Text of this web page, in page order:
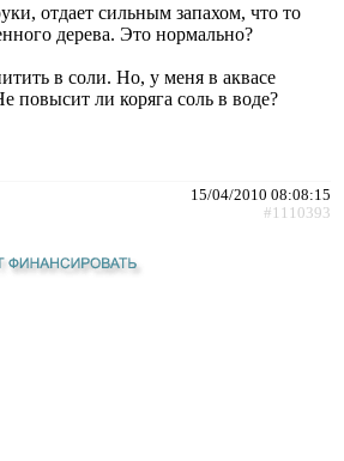
отдает сильным запахом, что то
дерева. Это нормально?
в соли. Но, у меня в аквасе
повысит ли коряга соль в воде?
15/04/2010 08:08:15
#1110393